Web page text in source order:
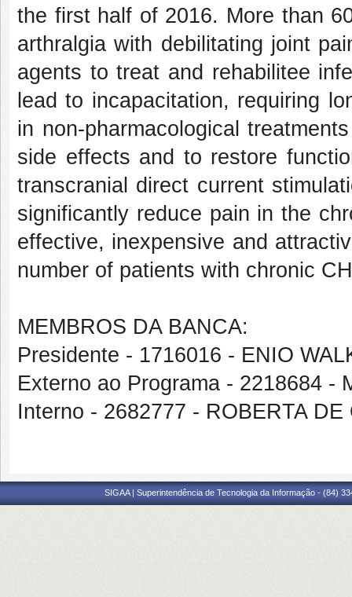
the first half of 2016. More than
arthralgia with debilitating joint
agents to treat and rehabilitee
lead to incapacitation, requiring
in non-pharmacological
side effects and to restore
transcranial direct current
significantly reduce pain in the
effective, inexpensive and
number of patients with chronic
MEMBROS DA BANCA:
Presidente - 1716016 - ENIO
Externo ao Programa - 2218684 -
Interno - 2682777 - ROBERTA
SIGAA | Superintendência de Tecnologia da Informação - (84)